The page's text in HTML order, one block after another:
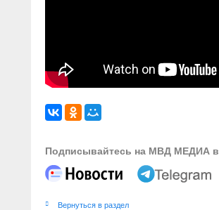
Подписывайтесь на МВД МЕДИА в
Вернуться в раздел